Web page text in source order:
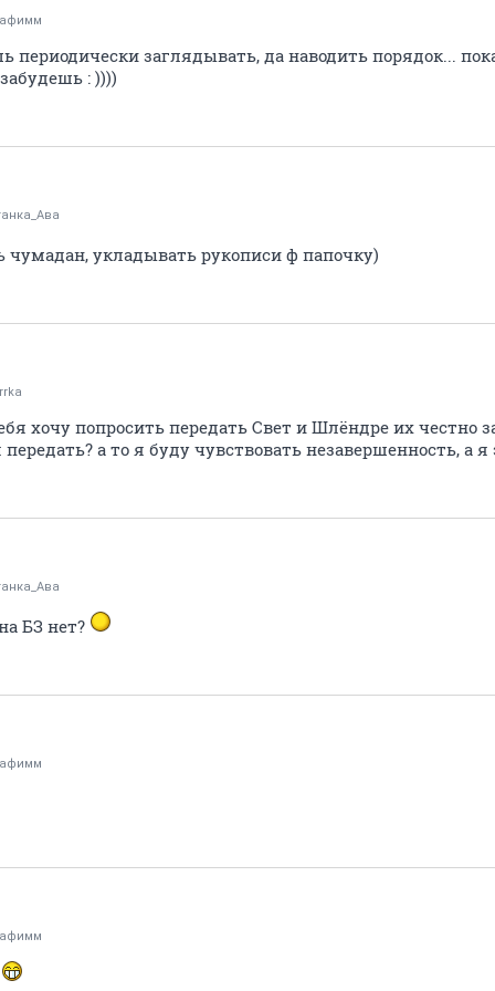
заглядывать, да наводить порядок...
: ))))
чумадан, укладывать рукописи ф папочку)
хочу попросить передать Свет и Шлёндре их честно
а то я буду чувствовать незавершенность, а
БЗ нет?